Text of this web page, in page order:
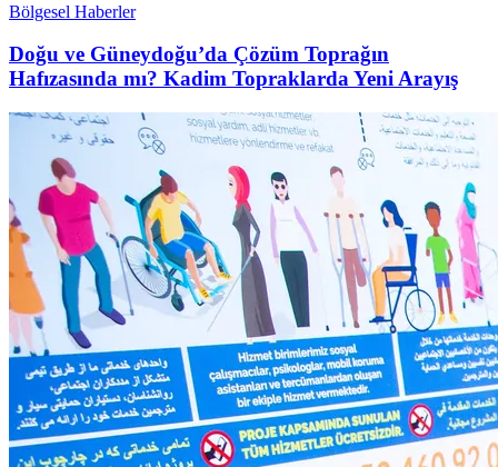
Bölgesel Haberler
Doğu ve Güneydoğu’da Çözüm Toprağın
Hafızasında mı? Kadim Topraklarda Yeni Arayış